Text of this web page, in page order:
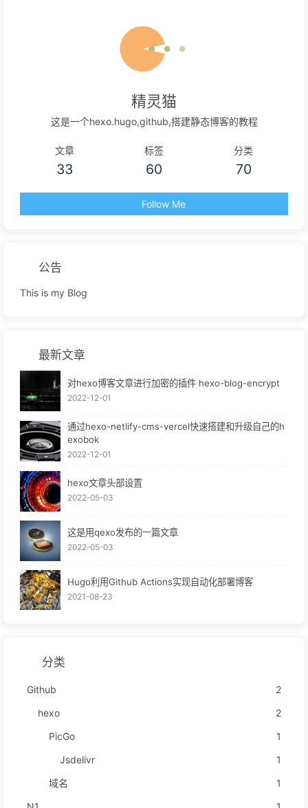
https://www.landiannews.com/https://www.appcgn.com/
精灵猫
这是一个hexo.hugo,github,搭建静态博客的教程
文章
33
标签
60
分类
70
Follow Me
公告
This is my Blog
最新文章
对hexo博客文章进行加密的插件 hexo-blog-encrypt
2022-12-01
通过hexo-netlify-cms-vercel快速搭建和升级自己的h
exobok
2022-12-01
hexo文章头部设置
2022-05-03
这是用qexo发布的一篇文章
2022-05-03
Hugo利用Github Actions实现自动化部署博客
2021-08-23
分类
Github
2
hexo
2
PicGo
1
Jsdelivr
1
域名
1